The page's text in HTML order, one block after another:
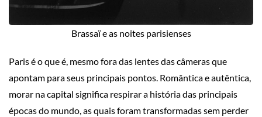
Brassaï e as noites parisienses
Paris é o que é, mesmo fora das lentes das câmeras que
apontam para seus principais pontos. Romântica e autêntica,
morar na capital significa respirar a história das principais
épocas do mundo, as quais foram transformadas sem perder